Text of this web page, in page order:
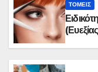
ΤΟΜΕΊΣ